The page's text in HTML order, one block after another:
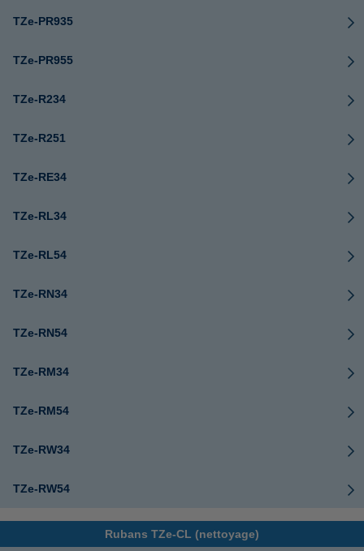
TZe-PR935
TZe-PR955
TZe-R234
TZe-R251
TZe-RE34
TZe-RL34
TZe-RL54
TZe-RN34
TZe-RN54
TZe-RM34
TZe-RM54
TZe-RW34
TZe-RW54
Rubans TZe-CL (nettoyage)